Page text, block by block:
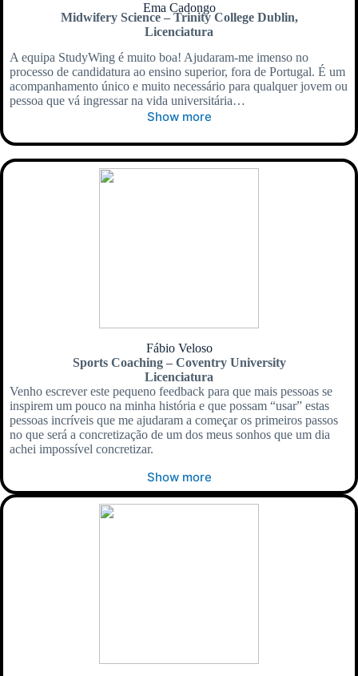
Ema Cadongo
Midwifery Science – Trinity College Dublin,
Licenciatura
A equipa StudyWing é muito boa! Ajudaram-me imenso no
processo de candidatura ao ensino superior, fora de Portugal. É um
acompanhamento único e muito necessário para qualquer jovem ou
pessoa que vá ingressar na vida universitária…
Show more
Fábio Veloso
Sports Coaching – Coventry University
Licenciatura
Venho escrever este pequeno feedback para que mais pessoas se
inspirem um pouco na minha história e que possam “usar” estas
pessoas incríveis que me ajudaram a começar os primeiros passos
no que será a concretização de um dos meus sonhos que um dia
achei impossível concretizar.
Show more